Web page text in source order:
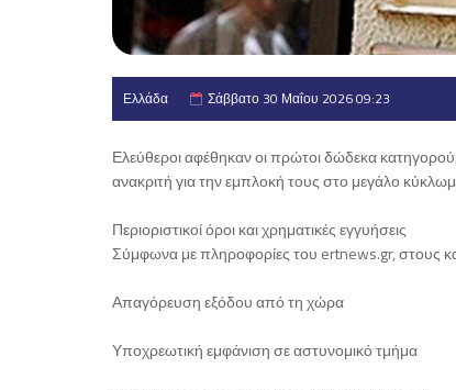
Ελλάδα Σάββατο 30 Μαΐου 2026 09:23
Ελεύθεροι αφέθηκαν οι πρώτοι δώδεκα
ανακριτή για την εμπλοκή τους στο μεγάλο
Περιοριστικοί όροι και χρηματικές εγγυήσεις
Σύμφωνα με πληροφορίες του ertnews.gr, στους
Απαγόρευση εξόδου από τη χώρα
Υποχρεωτική εμφάνιση σε αστυνομικό τμήμα